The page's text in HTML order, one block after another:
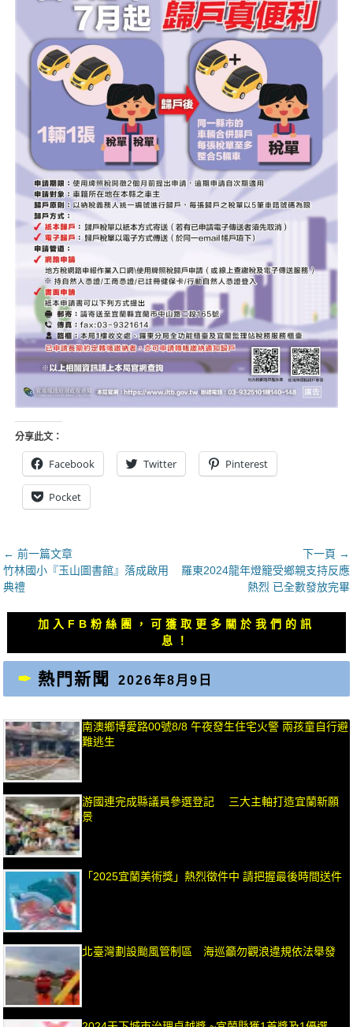
分享此文：
Facebook Twitter Pinterest
Pocket
文
章
導
覽
← 前一篇文章
上
一
竹林國小『玉山圖書館』落成啟用
典禮
下一頁 →
下
文
章：
羅東2024龍年燈籠受鄉親支持反應
熱烈 已全數發放完畢
加入FB粉絲團，可獲取更多關於我們的訊
息！
熱門新聞 2026年8月9日
南澳鄉博愛路00號8/8 午夜發生住宅火警 兩孩童自行避
難逃生
游國連完成縣議員參選登記 三大主軸打造宜蘭新願
景
「2025宜蘭美術獎」熱烈徵件中 請把握最後時間送件
北臺灣劃設颱風管制區 海巡籲勿觀浪違規依法舉發